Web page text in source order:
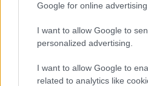
Google for online
I want to allow Google to
personalized advertising.
I want to allow Google to
related to analytics like
Gondoltuk volna a
elkeseredettségünkben,
holnapi portugálok elleni
futballközvéleményt?
kedd este, amikor nagyon
hirtelen nem az lesz a